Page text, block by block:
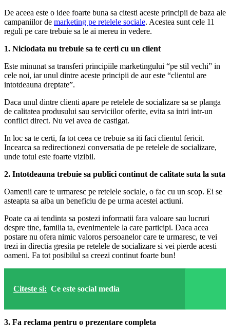
De aceea este o idee foarte buna sa citesti aceste principii de baza ale
campaniilor de marketing pe retelele sociale. Acestea sunt cele 11
reguli pe care trebuie sa le ai mereu in vedere.
1. Niciodata nu trebuie sa te certi cu un client
Este minunat sa transferi principiile marketingului “pe stil vechi” in
cele noi, iar unul dintre aceste principii de aur este “clientul are
intotdeauna dreptate”.
Daca unul dintre clienti apare pe retelele de socializare sa se planga
de calitatea produsului sau serviciilor oferite, evita sa intri intr-un
conflict direct. Nu vei avea de castigat.
In loc sa te certi, fa tot ceea ce trebuie sa iti faci clientul fericit.
Incearca sa redirectionezi conversatia de pe retelele de socializare,
unde totul este foarte vizibil.
2. Intotdeauna trebuie sa publici continut de calitate suta la suta
Oamenii care te urmaresc pe retelele sociale, o fac cu un scop. Ei se
asteapta sa aiba un beneficiu de pe urma acestei actiuni.
Poate ca ai tendinta sa postezi informatii fara valoare sau lucruri
despre tine, familia ta, evenimentele la care participi. Daca acea
postare nu ofera nimic valoros persoanelor care te urmaresc, te vei
trezi in directia gresita pe retelele de socializare si vei pierde acesti
oameni. Fa tot posibilul sa creezi continut foarte bun!
Citeste si: Ce este social media
3. Fa reclama pentru o prezentare completa